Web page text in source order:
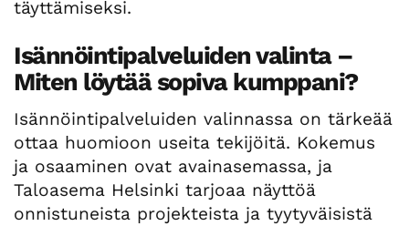
täyttämiseksi.
Isännöintipalveluiden valinta –
Miten löytää sopiva kumppani?
Isännöintipalveluiden valinnassa on tärkeää
ottaa huomioon useita tekijöitä. Kokemus
ja osaaminen ovat avainasemassa, ja
Taloasema Helsinki tarjoaa näyttöä
onnistuneista projekteista ja tyytyväisistä